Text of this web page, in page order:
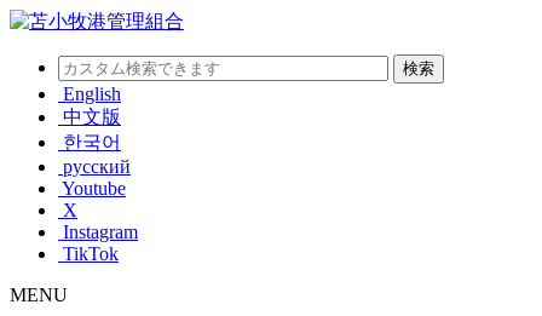
English
中文版
한국어
русский
Youtube
X
Instagram
TikTok
MENU